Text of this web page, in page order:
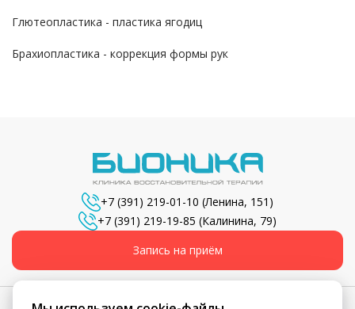
Глютеопластика - пластика ягодиц
Брахиопластика - коррекция формы рук
+7 (391) 219-01-10 (Ленина, 151)
+7 (391) 219-19-85 (Калинина, 79)
Запись на приём